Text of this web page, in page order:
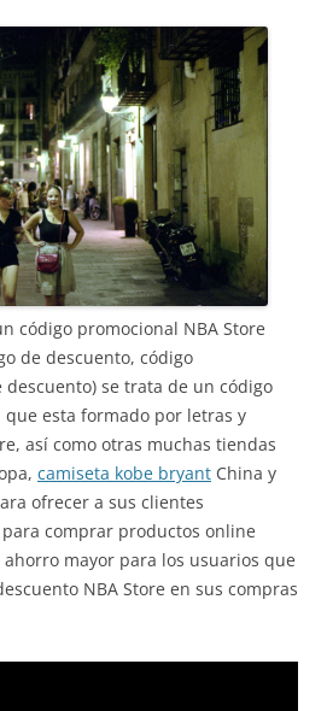
código promocional NBA Store
de descuento, código
se trata de un código
esta formado por letras y
así como otras muchas tiendas
camiseta kobe bryant China y
ofrecer a sus clientes
comprar productos online
mayor para los usuarios que
NBA Store en sus compras